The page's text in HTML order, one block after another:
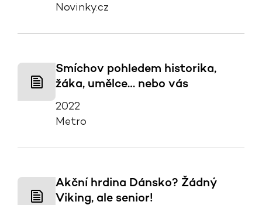
Novinky.cz
Smíchov pohledem historika,
žáka, umělce… nebo vás
2022
Metro
Akční hrdina Dánsko? Žádný
Viking, ale senior!